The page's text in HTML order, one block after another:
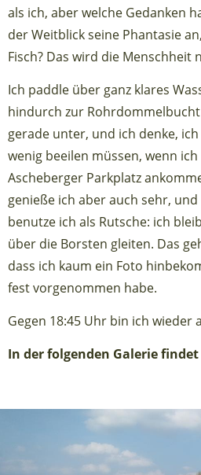
als ich, aber welche Gedanken
der Weitblick seine Phantasie
Fisch? Das wird die Menschheit
Ich paddle über ganz klares
hindurch zur
gerade unter, und ich denke,
wenig beeilen müssen, wenn
Ascheberger Parkplatz
genieße ich aber auch sehr, und
benutze ich als Rutsche: ich
über die Borsten gleiten. Das
dass ich kaum ein Foto
fest vorgenommen habe.
Gegen 18:45 Uhr bin ich wieder
In der folgenden Galerie